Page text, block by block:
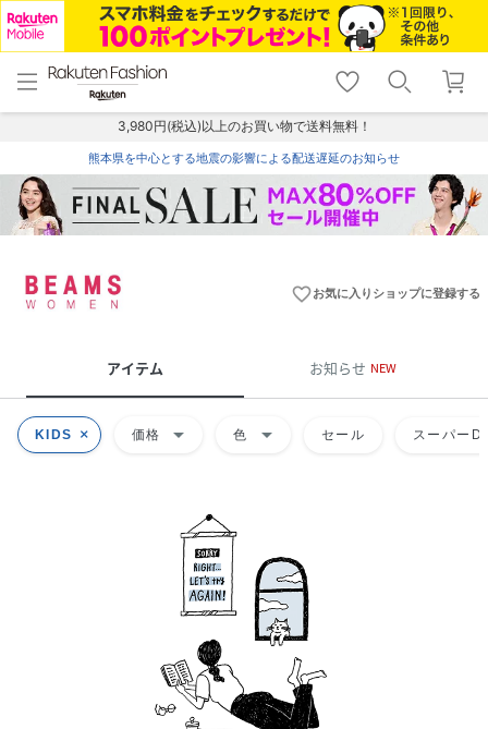
menu home
トップ
shopping_cart lock_outline
ログイン
3,980円(税込)以上のお買い物で送料無料！
熊本県を中心とする地震の影響による配送遅延のお知らせ
favorite_borderお気に入りショップに登録する
アイテム お知らせ NEW
KIDS 価格 arrow_drop_down 色 arrow_drop_down セール スーパー